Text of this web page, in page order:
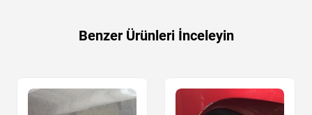
Benzer Ürünleri İnceleyin